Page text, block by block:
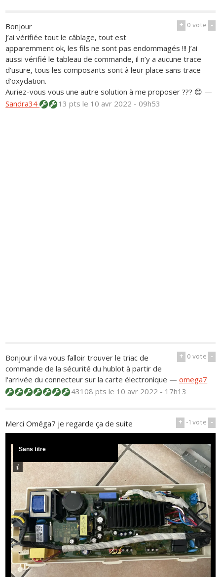
+ 0vote -
Bonjour
J’ai vérifiée tout le câblage, tout est
apparemment ok, les fils ne sont pas endommagés !!! J’ai
aussi vérifié le tableau de commande, il n’y a aucune trace
d’usure, tous les composants sont à leur place sans trace
d’oxydation.
Auriez-vous vous une autre solution à me proposer ??? 😊 —
Sandra34
13 ptsle 10 avr 2022 - 09h53
+ 0vote -
Bonjour il va vous falloir trouver le triac de
commande de la sécurité du hublot à partir de
l'arrivée du connecteur sur la carte électronique —omega7
43108 ptsle 10 avr 2022 - 17h13
+ -1vote -
Merci Oméga7 je regarde ça de suite
Sans titre